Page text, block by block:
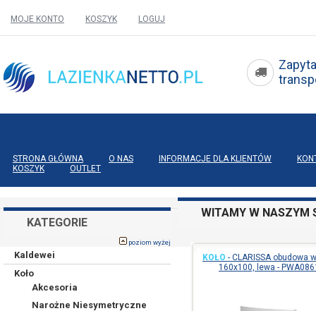
MOJE KONTO KOSZYK LOGUJ
STRONA GŁÓWNA O NAS INFORMACJE DLA KLIENTÓW
KOSZYK
OUTLET
KATEGORIE
poziom wyżej
Kaldewei
Koło
Akcesoria
Narożne Niesymetryczne
WITAMY W NASZYM
KOŁO - CLARISSA obudowa
160x100, lewa -